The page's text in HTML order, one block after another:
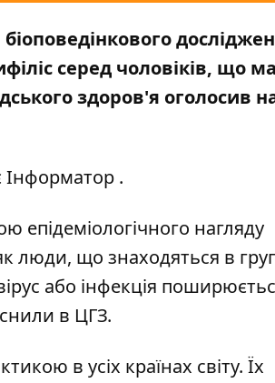
серед чоловіків, що
здоров'я оголосив
Інформатор .
епідеміологічного нагляду
люди, що знаходяться в
або інфекція
в ЦГЗ.
в усіх країнах світу. Їх